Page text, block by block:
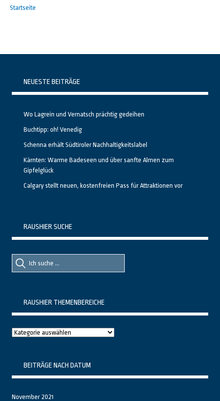
Startseite
NEUESTE BEITRÄGE
Wo Lagrein und Vernatsch prächtig gedeihen
Buchtipp: oh! Venedig
Schenna erhält Südtiroler Nachhaltigkeitslabel
Kärnten: Warme Badeseen und über sanfte Almen zum
Gipfelglück
Calgary stellt neuen, kostenfreien Pass für Attraktionen vor
RAUSHIER SUCHE
Suche
nach::
Suche
nach:
RAUSHIER THEMENBEREICHE
Raushier
BEITRÄGE NACH DATUM
November 2021